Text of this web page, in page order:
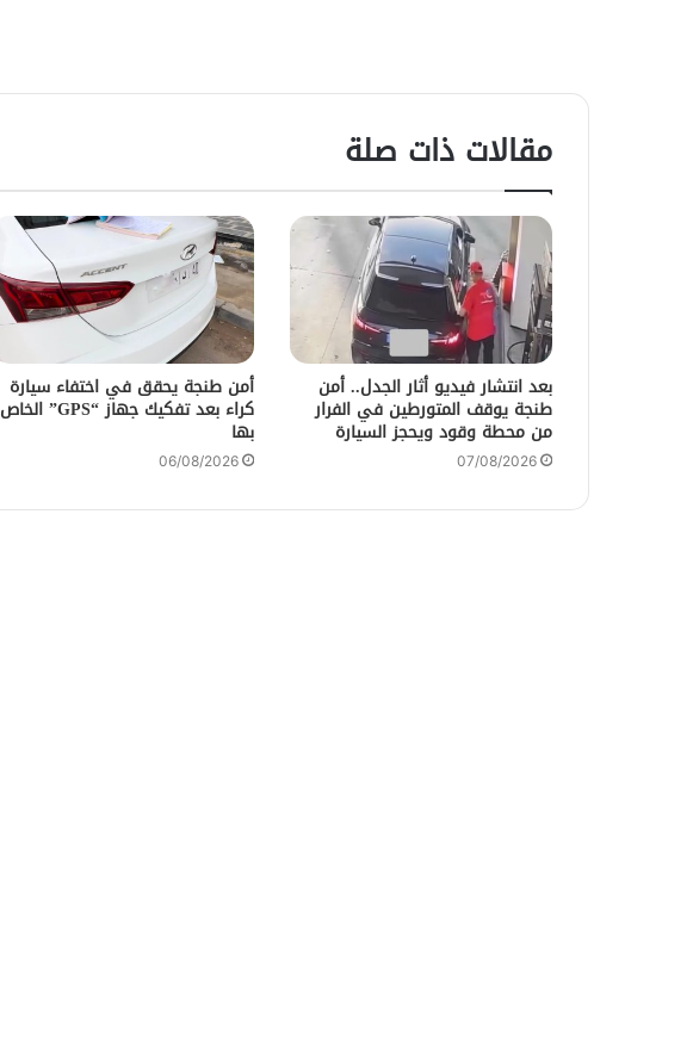
مقالات ذات صلة
بعد انتشار فيديو أثار الجدل.. أمن
طنجة يوقف المتورطين في الفرار
من محطة وقود ويحجز السيارة
07/08/2026
أمن طنجة يحقق في اختفاء سيارة
كراء بعد تفكيك جهاز “GPS” الخاص
بها
06/08/2026